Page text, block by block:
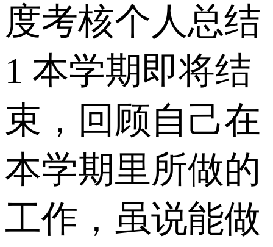
度考核个人总结
1 本学期即将结
束，回顾自己在
本学期里所做的
工作，虽说能做